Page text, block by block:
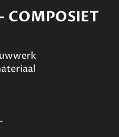
COMPOSIET